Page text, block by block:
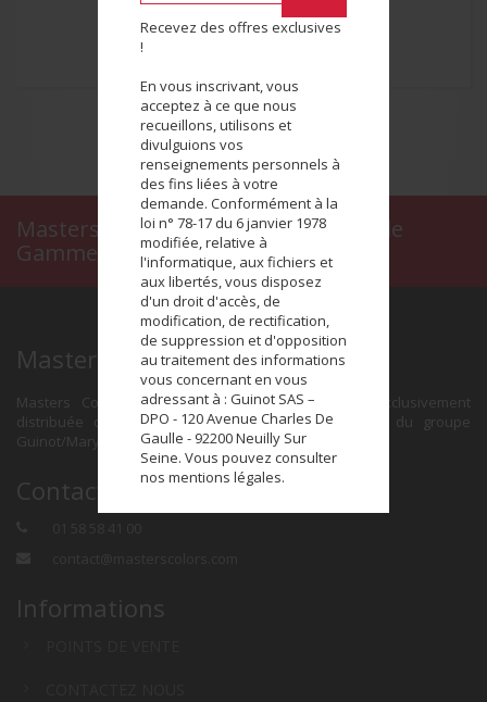
Recevez des offres exclusives
!
En vous inscrivant, vous
acceptez à ce que nous
recueillons, utilisons et
divulguions vos
renseignements personnels à
des fins liées à votre
demande. Conformément à la
loi n° 78-17 du 6 janvier 1978
modifiée, relative à
l'informatique, aux fichiers et
aux libertés, vous disposez
d'un droit d'accès, de
modification, de rectification,
de suppression et d'opposition
au traitement des informations
vous concernant en vous
adressant à : Guinot SAS –
DPO - 120 Avenue Charles De
Gaulle - 92200 Neuilly Sur
Seine. Vous pouvez consulter
nos mentions légales.
Masters Colors, le Maquillage Haut de
Gamme en Institut de Beauté
Masters Colors
Masters Colors est une marque de maquillage exclusivement
distribuée dans le réseau des Instituts de Beauté du groupe
Guinot/Mary Cohr.
Contact
Informations